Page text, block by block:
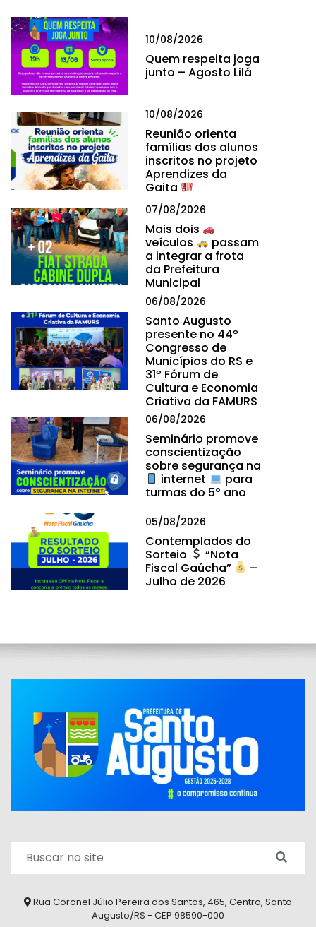
10/08/2026
Quem respeita joga
junto – Agosto Lilá
10/08/2026
Reunião orienta
famílias dos alunos
inscritos no projeto
Aprendizes da
Gaita
07/08/2026
Mais dois
veículos
passam
a integrar a frota
da Prefeitura
Municipal
06/08/2026
Santo Augusto
presente no 44º
Congresso de
Municípios do RS e
31º Fórum de
Cultura e Economia
Criativa da FAMURS
06/08/2026
Seminário promove
conscientização
sobre segurança na
internet
para
turmas do 5° ano
05/08/2026
Contemplados do
Sorteio
“Nota
Fiscal Gaúcha”
–
Julho de 2026
Rua Coronel Júlio Pereira dos Santos, 465, Centro, Santo
Augusto/RS - CEP 98590-000